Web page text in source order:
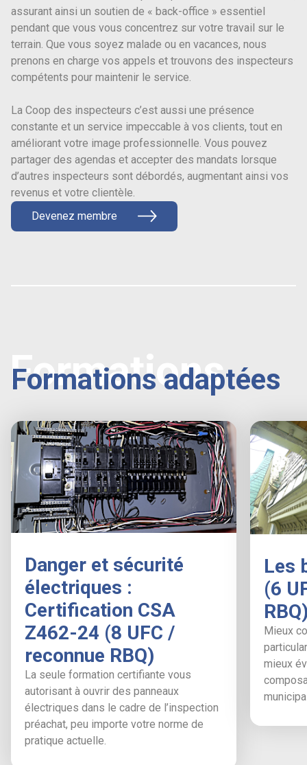
assurant ainsi un soutien de « back-office » essentiel
pendant que vous vous concentrez sur votre travail sur le
terrain. Que vous soyez malade ou en vacances, nous
prenons en charge vos appels et trouvons des inspecteurs
compétents pour maintenir le service.
La Coop des inspecteurs c’est aussi une présence
constante et un service impeccable à vos clients, tout en
améliorant votre image professionnelle. Vous pouvez
partager des agendas et accepter des mandats lorsque
d’autres inspecteurs sont débordés, augmentant ainsi vos
revenus et votre clientèle.
Devenez membre
Formations adaptées
Formations
Danger et sécurité
électriques :
Certification CSA
Z462-24 (8 UFC /
reconnue RBQ)
La seule formation certifiante vous
autorisant à ouvrir des panneaux
électriques dans le cadre de l’inspection
préachat, peu importe votre norme de
pratique actuelle.
Les
(6
Mieux
mieux